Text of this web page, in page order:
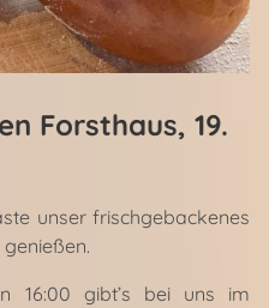
Forsthaus, 19.
unser frischgebackenes
16:00 gibt’s bei uns im